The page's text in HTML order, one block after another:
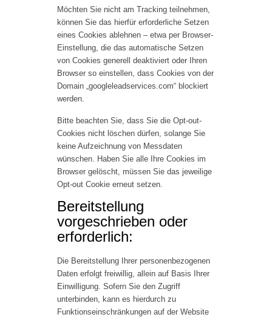
Möchten Sie nicht am Tracking teilnehmen,
können Sie das hierfür erforderliche Setzen
eines Cookies ablehnen – etwa per Browser-
Einstellung, die das automatische Setzen
von Cookies generell deaktiviert oder Ihren
Browser so einstellen, dass Cookies von der
Domain „googleleadservices.com“ blockiert
werden.
Bitte beachten Sie, dass Sie die Opt-out-
Cookies nicht löschen dürfen, solange Sie
keine Aufzeichnung von Messdaten
wünschen. Haben Sie alle Ihre Cookies im
Browser gelöscht, müssen Sie das jeweilige
Opt-out Cookie erneut setzen.
Bereitstellung
vorgeschrieben oder
erforderlich:
Die Bereitstellung Ihrer personenbezogenen
Daten erfolgt freiwillig, allein auf Basis Ihrer
Einwilligung. Sofern Sie den Zugriff
unterbinden, kann es hierdurch zu
Funktionseinschränkungen auf der Website